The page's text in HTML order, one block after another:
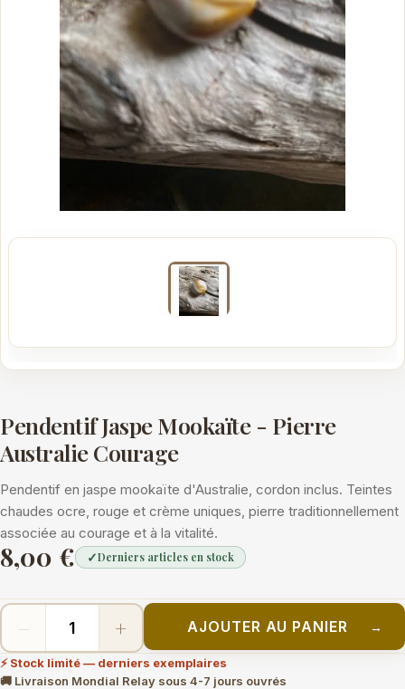
Pendentif Jaspe Mookaïte - Pierre
Australie Courage
Pendentif en jaspe mookaïte d'Australie, cordon inclus. Teintes
chaudes ocre, rouge et crème uniques, pierre traditionnellement
associée au courage et à la vitalité.
8,00 € ✓Derniers articles en stock
− + AJOUTER AU PANIER →
⚡ Stock limité — derniers exemplaires
🚚 Livraison Mondial Relay sous 4-7 jours ouvrés